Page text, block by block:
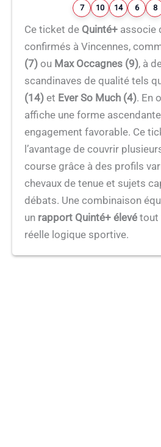
7 10 14 6 8
Ce ticket de Quinté+ associe
confirmés à Vincennes,
(7) ou Max Occagnes (9), à
scandinaves de qualité tels
(14) et Ever So Much (4). En
affiche une forme
engagement favorable. Ce
l’avantage de couvrir
course grâce à des profils
chevaux de tenue et sujets
débats. Une combinaison
un rapport Quinté+ élevé tout
réelle logique sportive.